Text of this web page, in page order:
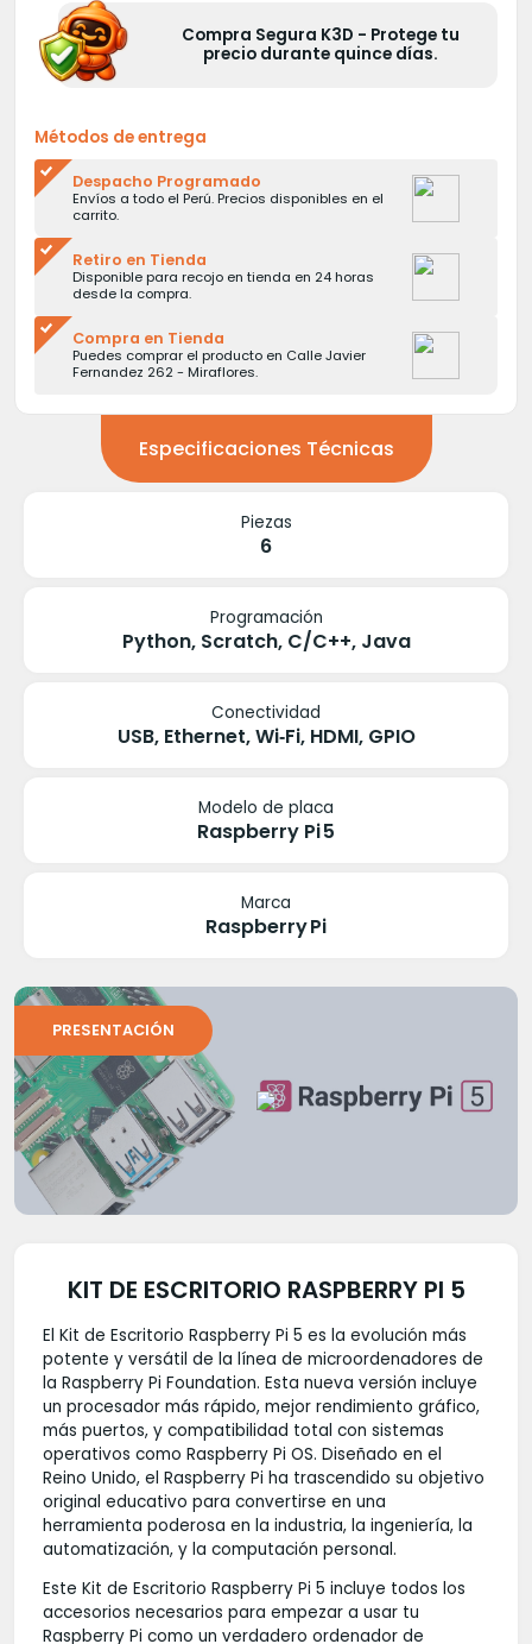
Compra Segura K3D - Protege tu
precio durante quince días.
Métodos de entrega
Despacho Programado
Envíos a todo el Perú. Precios disponibles en el
carrito.
Retiro en Tienda
Disponible para recojo en tienda en 24 horas
desde la compra.
Compra en Tienda
Puedes comprar el producto en Calle Javier
Fernandez 262 - Miraflores.
Especificaciones Técnicas
Piezas
6
Programación
Python, Scratch, C/C++, Java
Conectividad
USB, Ethernet, Wi‑Fi, HDMI, GPIO
Modelo de placa
Raspberry Pi 5
Marca
Raspberry Pi
PRESENTACIÓN
KIT DE ESCRITORIO RASPBERRY PI 5
El Kit de Escritorio Raspberry Pi 5 es la evolución más
potente y versátil de la línea de microordenadores de
la Raspberry Pi Foundation. Esta nueva versión incluye
un procesador más rápido, mejor rendimiento gráfico,
más puertos, y compatibilidad total con sistemas
operativos como Raspberry Pi OS. Diseñado en el
Reino Unido, el Raspberry Pi ha trascendido su objetivo
original educativo para convertirse en una
herramienta poderosa en la industria, la ingeniería, la
automatización, y la computación personal.
Este Kit de Escritorio Raspberry Pi 5 incluye todos los
accesorios necesarios para empezar a usar tu
Raspberry Pi como un verdadero ordenador de